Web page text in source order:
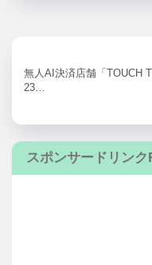
無人AI決済店舗「TOUCH
23…
スポンサードリンク